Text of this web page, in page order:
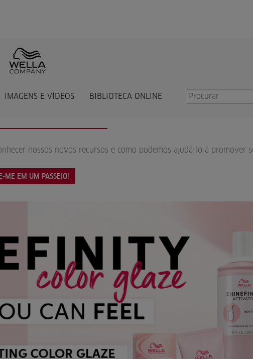
IMAGENS E VÍDEOS BIBLIOTECA ONLINE
nossos novos recursos e como podemos ajudá-lo a promover
ME EM UM PASSEIO!